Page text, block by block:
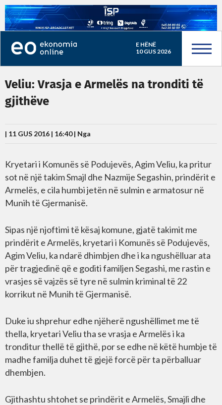
E HËNË
10 GUS 2026
Veliu: Vrasja e Armelës na tronditi të
gjithëve
| 11 GUS 2016 | 16:40 | Nga
Kryetari i Komunës së Podujevës, Agim Veliu, ka pritur
sot në një takim Smajl dhe Nazmije Segashin, prindërit e
Armelës, e cila humbi jetën në sulmin e armatosur në
Munih të Gjermanisë.
Sipas një njoftimi të kësaj komune, gjatë takimit me
prindërit e Armelës, kryetari i Komunës së Podujevës,
Agim Veliu, ka ndarë dhimbjen dhe i ka ngushëlluar ata
për tragjedinë që e goditi familjen Segashi, me rastin e
vrasjes së vajzës së tyre në sulmin kriminal të 22
korrikut në Munih të Gjermanisë.
Duke iu shprehur edhe njëherë ngushëllimet me të
thella, kryetari Veliu tha se vrasja e Armelës i ka
tronditur thellë të gjithë, por se edhe në këtë humbje të
madhe familja duhet të gjejë forcë për ta përballuar
dhembjen.
Gjithashtu shtohet se prindërit e Armelës, Smajli dhe